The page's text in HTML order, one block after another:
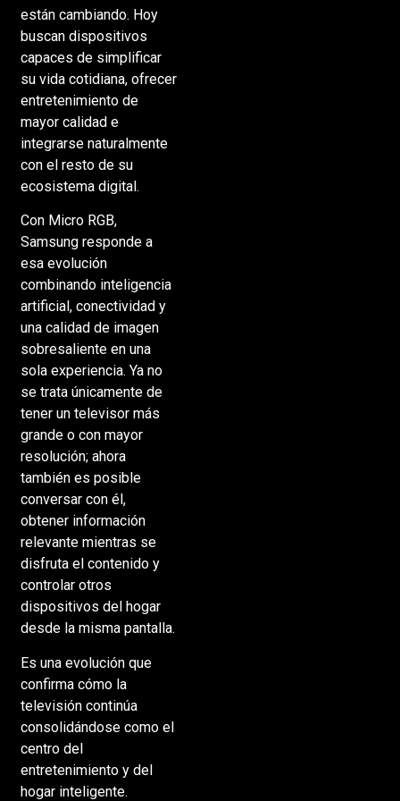
están cambiando. Hoy
buscan dispositivos
capaces de simplificar
su vida cotidiana, ofrecer
entretenimiento de
mayor calidad e
integrarse naturalmente
con el resto de su
ecosistema digital.
Con Micro RGB,
Samsung responde a
esa evolución
combinando inteligencia
artificial, conectividad y
una calidad de imagen
sobresaliente en una
sola experiencia. Ya no
se trata únicamente de
tener un televisor más
grande o con mayor
resolución; ahora
también es posible
conversar con él,
obtener información
relevante mientras se
disfruta el contenido y
controlar otros
dispositivos del hogar
desde la misma pantalla.
Es una evolución que
confirma cómo la
televisión continúa
consolidándose como el
centro del
entretenimiento y del
hogar inteligente.